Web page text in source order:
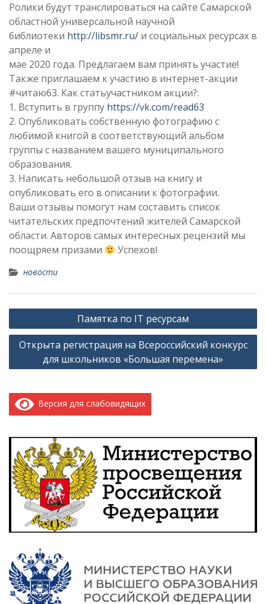
Ролики будут транслироваться на сайте Самарской
областной универсальной научной
библиотеки http://libsmr.ru/ и социальных ресурсах в
апреле и
мае 2020 года. Предлагаем вам принять участие!
Также приглашаем к участию в интернет-акции
#читаю63. Как статьучастником акции?:
1. Вступить в группу https://vk.com/read63
2. Опубликовать собственную фотографию с
любимой книгой в соответствующий альбом
группы с названием вашего муниципального
образования.
3. Написать небольшой отзыв на книгу и
опубликовать его в описании к фотографии.
Ваши отзывы помогут нам составить список
читательских предпочтений жителей Самарской
области. Авторов самых интересных рецензий мы
поощряем призами
Успехов!
новости
Навигация
по
записям
Памятка по IT ресурсам
Открыта регистрация на Всероссийский конкурс
для школьников «Большая перемена»
Версия для слабовидящих